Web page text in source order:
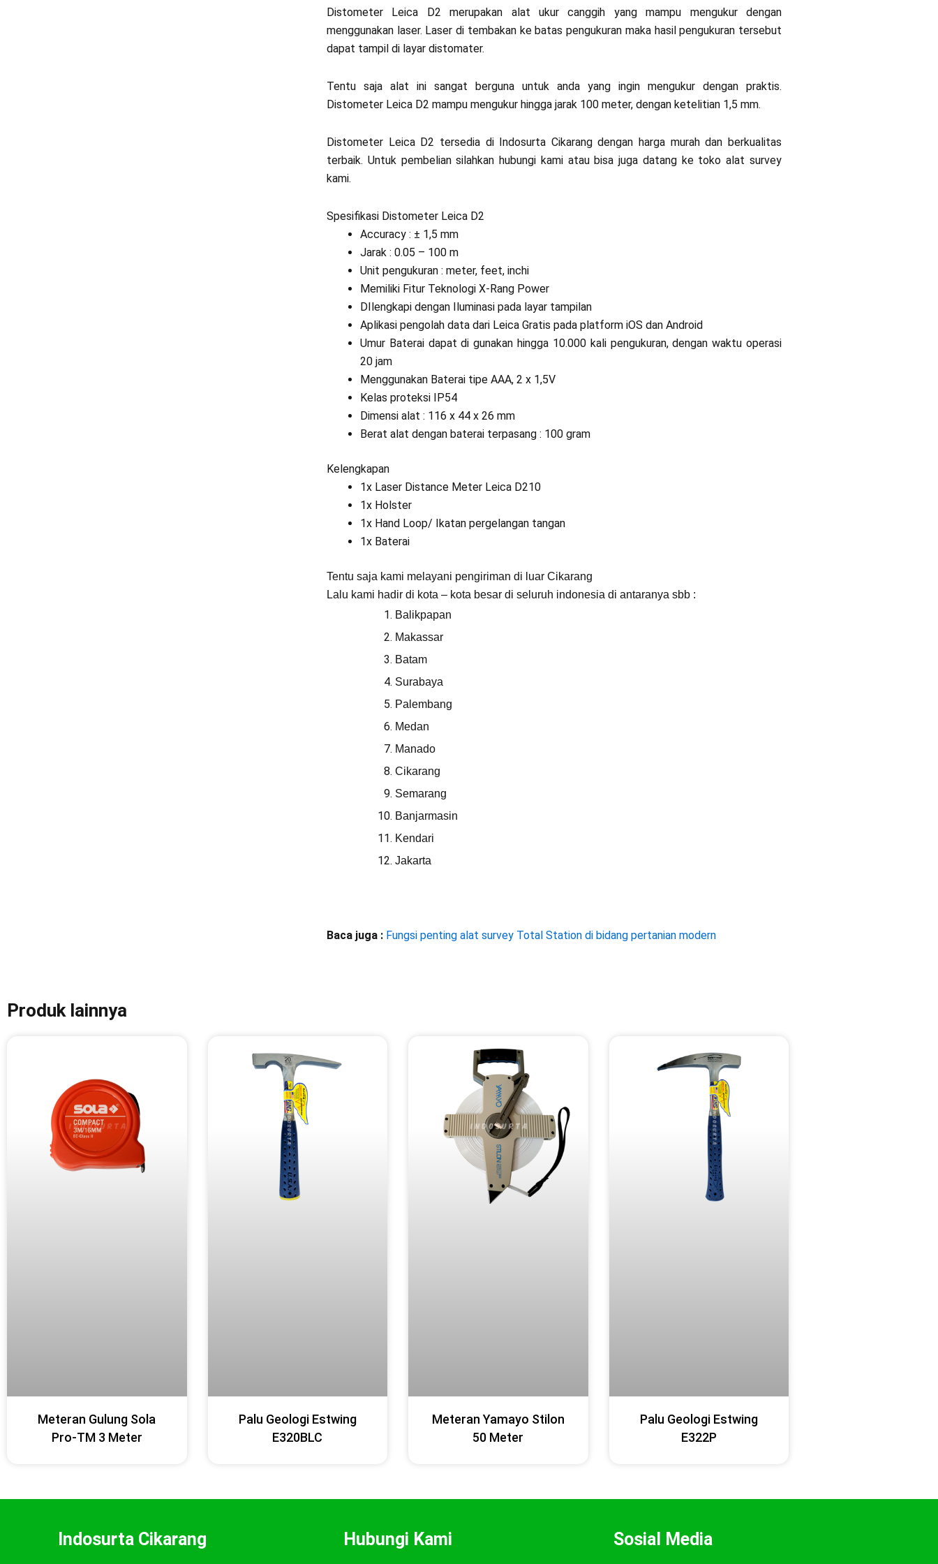
Distometer Leica D2 merupakan alat ukur canggih yang mampu mengukur dengan
menggunakan laser. Laser di tembakan ke batas pengukuran maka hasil pengukuran tersebut
dapat tampil di layar distomater.
Tentu saja alat ini sangat berguna untuk anda yang ingin mengukur dengan praktis.
Distometer Leica D2 mampu mengukur hingga jarak 100 meter, dengan ketelitian 1,5 mm.
Distometer Leica D2 tersedia di Indosurta Cikarang dengan harga murah dan berkualitas
terbaik. Untuk pembelian silahkan hubungi kami atau bisa juga datang ke toko alat survey
kami.
Spesifikasi Distometer Leica D2
Accuracy : ± 1,5 mm
Jarak : 0.05 – 100 m
Unit pengukuran : meter, feet, inchi
Memiliki Fitur Teknologi X-Rang Power
DIlengkapi dengan Iluminasi pada layar tampilan
Aplikasi pengolah data dari Leica Gratis pada platform iOS dan Android
Umur Baterai dapat di gunakan hingga 10.000 kali pengukuran, dengan waktu operasi
20 jam
Menggunakan Baterai tipe AAA, 2 x 1,5V
Kelas proteksi IP54
Dimensi alat : 116 x 44 x 26 mm
Berat alat dengan baterai terpasang : 100 gram
Kelengkapan
1x Laser Distance Meter Leica D210
1x Holster
1x Hand Loop/ Ikatan pergelangan tangan
1x Baterai
Tentu saja kami melayani pengiriman di luar Cikarang
Lalu kami hadir di kota – kota besar di seluruh indonesia di antaranya sbb :
Balikpapan
Makassar
Batam
Surabaya
Palembang
Medan
Manado
Cikarang
Semarang
Banjarmasin
Kendari
Jakarta
Baca juga : Fungsi penting alat survey Total Station di bidang pertanian modern
Produk lainnya
Meteran Gulung Sola
Pro-TM 3 Meter
Palu Geologi Estwing
E320BLC
Meteran Yamayo Stilon
50 Meter
Palu Geologi Estwing
E322P
Indosurta Cikarang Hubungi Kami Sosial Media